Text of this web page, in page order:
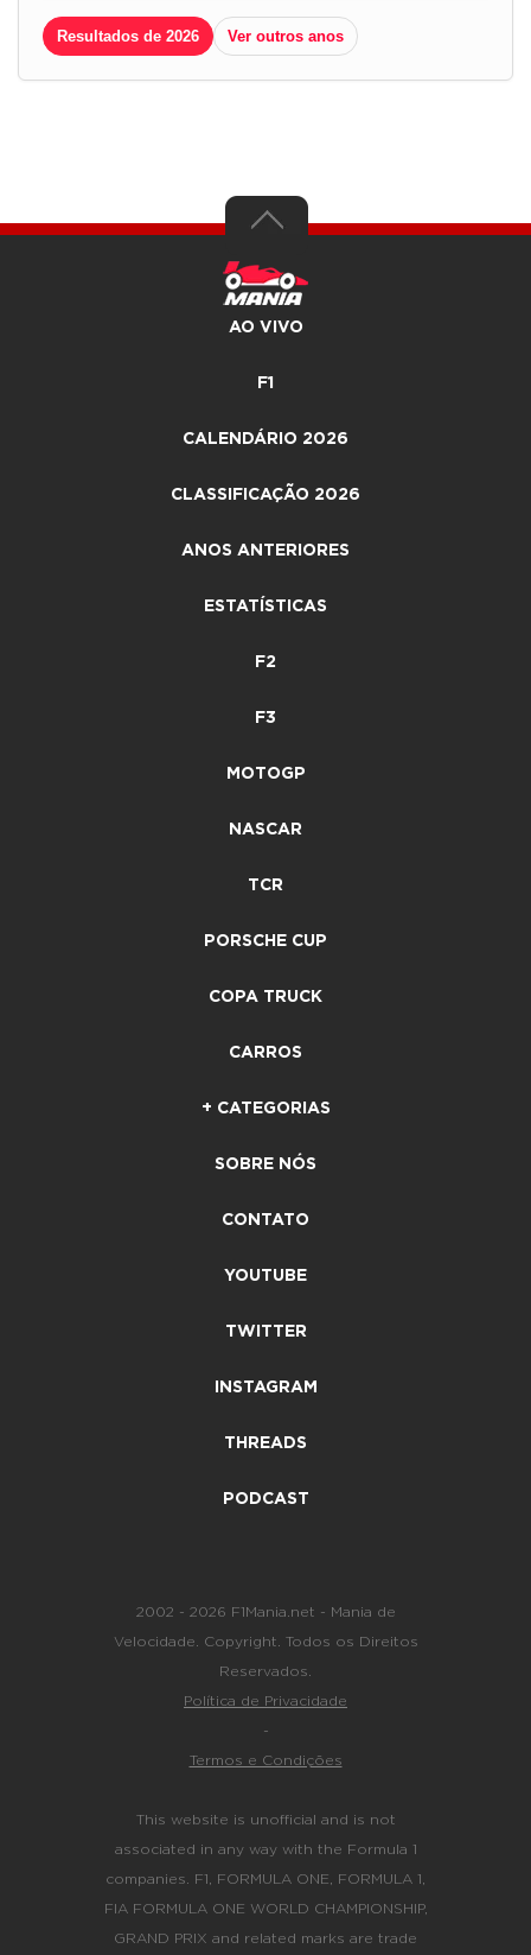
Resultados de 2026 Ver outros anos
AO VIVO
F1
CALENDÁRIO 2026
CLASSIFICAÇÃO 2026
ANOS ANTERIORES
ESTATÍSTICAS
F2
F3
MOTOGP
NASCAR
TCR
PORSCHE CUP
COPA TRUCK
CARROS
+ CATEGORIAS
SOBRE NÓS
CONTATO
YOUTUBE
TWITTER
INSTAGRAM
THREADS
PODCAST
2002 - 2026 F1Mania.net - Mania de
Velocidade. Copyright. Todos os Direitos
Reservados.
Política de Privacidade
-
Termos e Condições
This website is unofficial and is not
associated in any way with the Formula 1
companies. F1, FORMULA ONE, FORMULA 1,
FIA FORMULA ONE WORLD CHAMPIONSHIP,
GRAND PRIX and related marks are trade